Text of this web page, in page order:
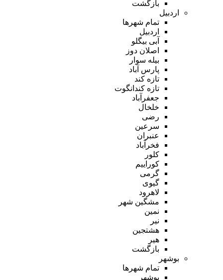
بازگشت
اردبیل
تمام شهر‌ها
اردبیل
آبی بیگلو
اصلان دوز
بیله سوار
پارس آباد
تازه کند
تازه کندانگوت
جعفرآباد
خلخال
رضی
سرعین
عنبران
فخرآباد
کلور
کوراییم
گرمی
گیوی
لاهرود
مشگین شهر
نمین
نیر
هشتجین
هیر
بازگشت
بوشهر
تمام شهر‌ها
بوشهر